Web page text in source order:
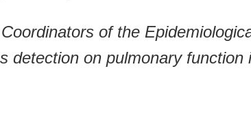
of the
detection on pulmonary